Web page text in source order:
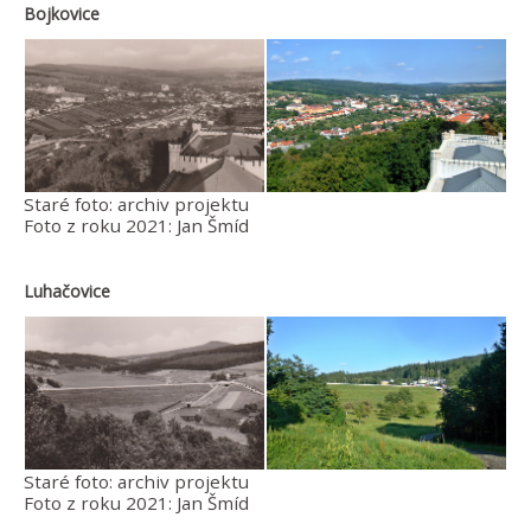
Bojkovice
Staré foto: archiv projektu
Foto z roku 2021: Jan Šmíd
Luhačovice
Staré foto: archiv projektu
Foto z roku 2021: Jan Šmíd